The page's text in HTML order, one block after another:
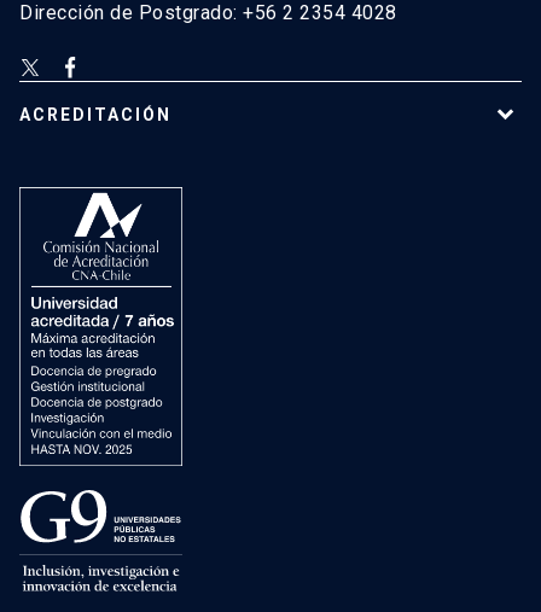
Dirección de Postgrado: +56 2 2354 4028
ACREDITACIÓN